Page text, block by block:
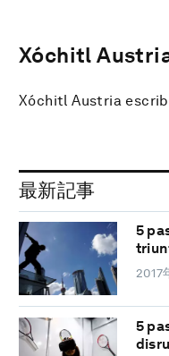
Xóchitl
Xóchitl Austria
最新記事
5
2017
5